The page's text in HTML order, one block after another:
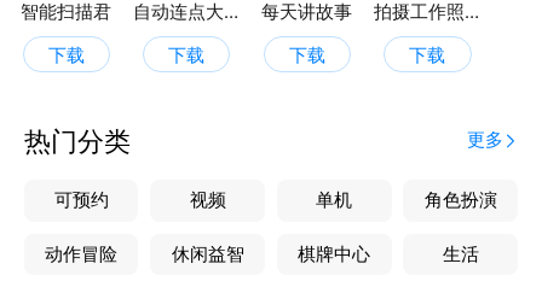
智能扫描君
下载
自动连点大师
下载
每天讲故事
下载
拍摄工作照软件
下载
热门分类 更多
可预约 视频 单机 角色扮演
动作冒险 休闲益智 棋牌中心 生活